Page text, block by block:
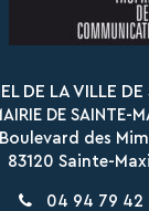
DE LA VILLE
DE SAINTE-
Boulevard des
83120 Sainte-
04 94 79 42